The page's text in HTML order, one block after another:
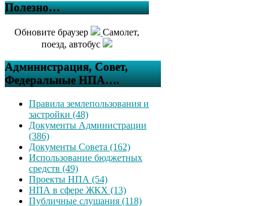
Полезно…
Обновите браузер
Самолет,
поезд, автобус
Администрация, Совет,
Федеральные НПА….
Правила землепользования и
застройки (48)
Документы Администрации
(386)
Документы Совета (162)
Использование бюджетных
средств (49)
Проекты НПА (54)
НПА в сфере ЖКХ (13)
Публичные слушания (118)